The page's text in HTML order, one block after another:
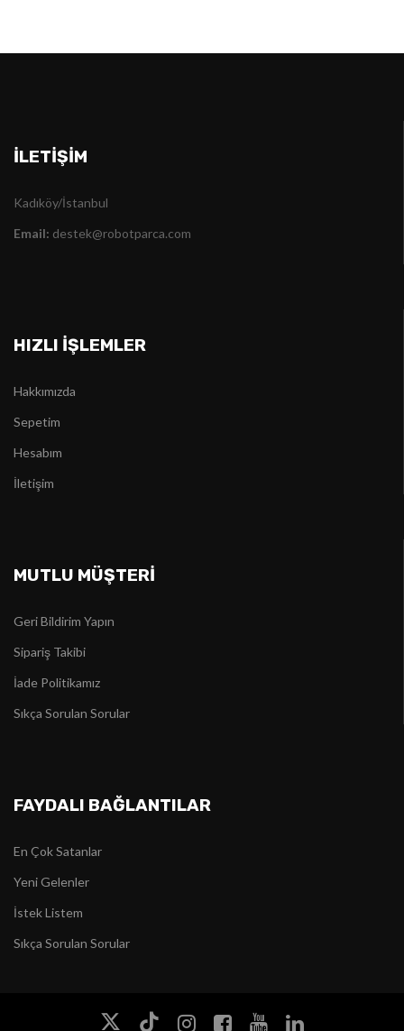
İLETIŞIM
Kadıköy/İstanbul
Email: destek@robotparca.com
HIZLI İŞLEMLER
Hakkımızda
Sepetim
Hesabım
İletişim
MUTLU MÜŞTERİ
Geri Bildirim Yapın
Sipariş Takibi
İade Politikamız
Sıkça Sorulan Sorular
FAYDALI BAĞLANTILAR
En Çok Satanlar
Yeni Gelenler
İstek Listem
Sıkça Sorulan Sorular